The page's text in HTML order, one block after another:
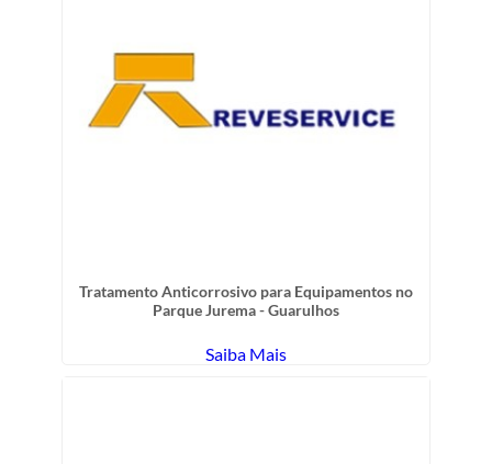
Tratamento Anticorrosivo para Equipamentos no
Parque Jurema - Guarulhos
Saiba Mais